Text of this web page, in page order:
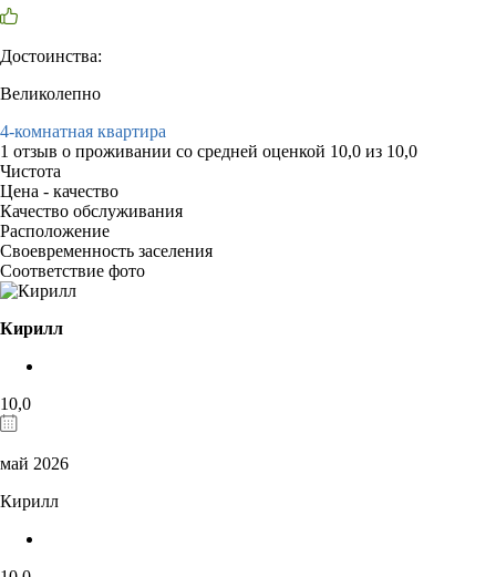
Достоинства:
Великолепно
4-комнатная квартира
1 отзыв о проживании со средней оценкой 10,0 из 10,0
Чистота
Цена - качество
Качество обслуживания
Расположение
Своевременность заселения
Соответствие фото
Кирилл
10,0
май 2026
Кирилл